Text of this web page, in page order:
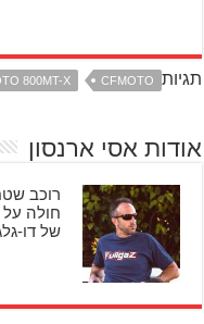
תגיות CFMOTO
800MT-X
אודות אסי ארנסון
רוכב
חולה על
של דו-